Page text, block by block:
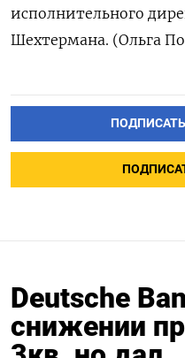
исполнительного
Шехтермана. (Ольга
Deutsche
снижении